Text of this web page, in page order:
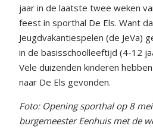
jaar in de laatste twee weken
feest in sporthal De Els. Want
Jeugdvakantiespelen (de JeVa)
in de basisschoolleeftijd (4-12
Vele duizenden kinderen
naar De Els gevonden.
Foto: Opening sporthal op 8
burgemeester Eenhuis met de